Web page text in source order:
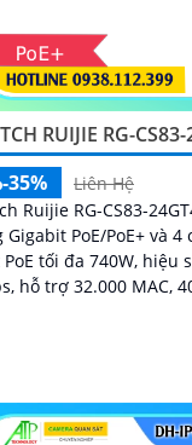
RUIJIE RG-
35%
Liên Hệ
Ruijie RG-CS83-
Gigabit PoE/PoE+ và 4
tối đa 740W, hiệu
hỗ trợ 32.000 MAC,